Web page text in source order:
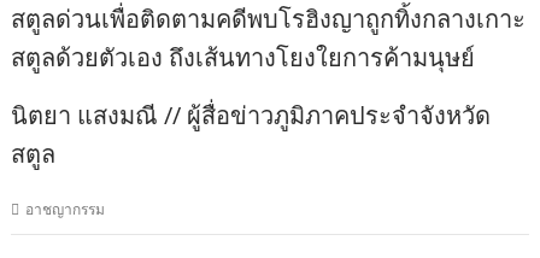
สตูลด่วนเพื่อติดตามคดีพบโรฮิงญาถูกทิ้งกลางเกาะ
สตูลด้วยตัวเอง ถึงเส้นทางโยงใยการค้ามนุษย์
นิตยา แสงมณี // ผู้สื่อข่าวภูมิภาคประจำจังหวัด
สตูล
อาชญากรรม